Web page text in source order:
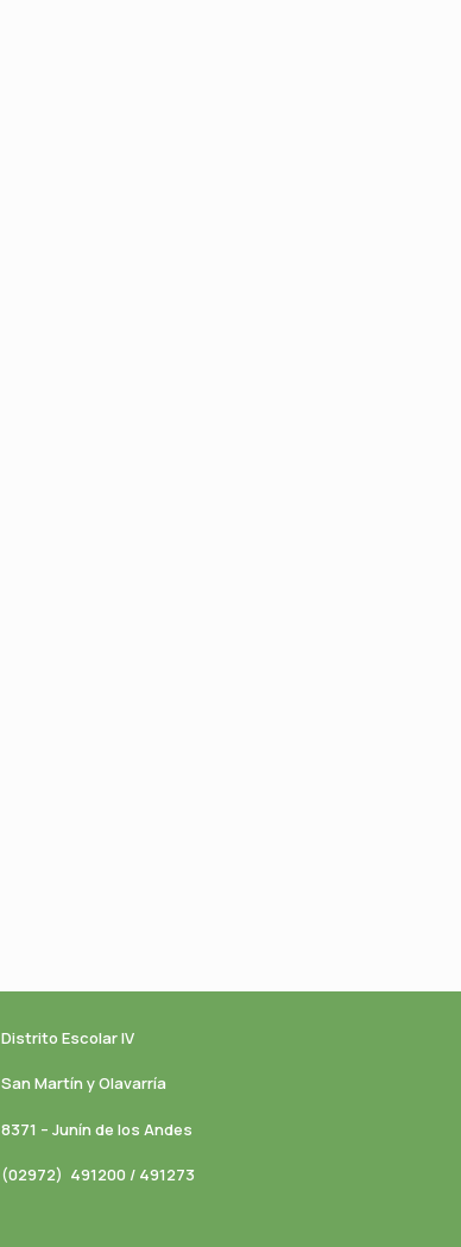
Distrito Escolar IV
San Martín y Olavarría
8371 – Junín de los Andes
(02972) 491200 / 491273